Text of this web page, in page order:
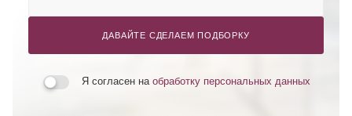
ДАВАЙТЕ СДЕЛАЕМ ПОДБОРКУ
Я согласен на обработку персональных данных